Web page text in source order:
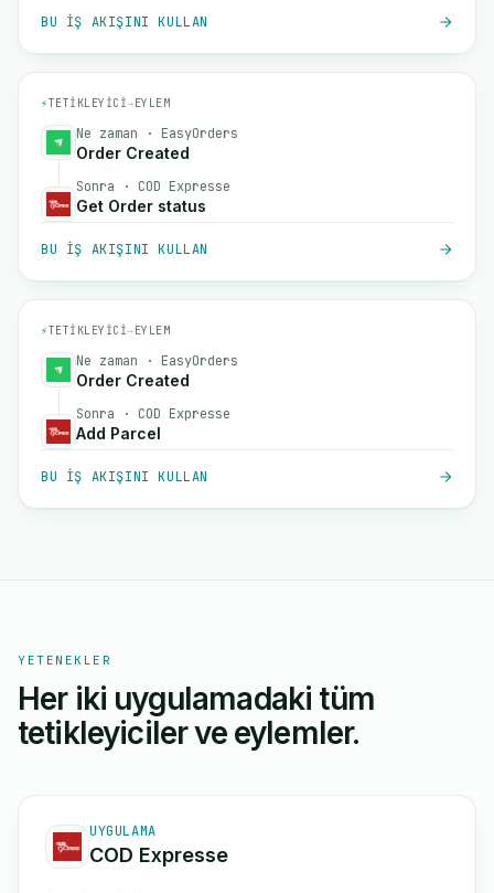
BU IŞ AKIŞINI KULLAN
⚡TETIKLEYICI→EYLEM
Ne zaman · EasyOrders
Order Created
Sonra · COD Expresse
Get Order status
BU IŞ AKIŞINI KULLAN
⚡TETIKLEYICI→EYLEM
Ne zaman · EasyOrders
Order Created
Sonra · COD Expresse
Add Parcel
BU IŞ AKIŞINI KULLAN
YETENEKLER
Her iki uygulamadaki tüm
tetikleyiciler ve eylemler.
UYGULAMA
COD Expresse